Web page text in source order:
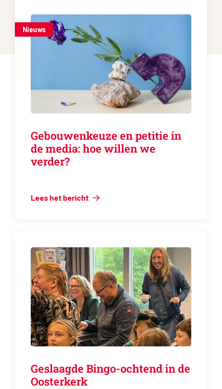
Nieuws
Gebouwenkeuze en petitie in
de media: hoe willen we
verder?
Lees het bericht
Geslaagde Bingo-ochtend in de
Oosterkerk